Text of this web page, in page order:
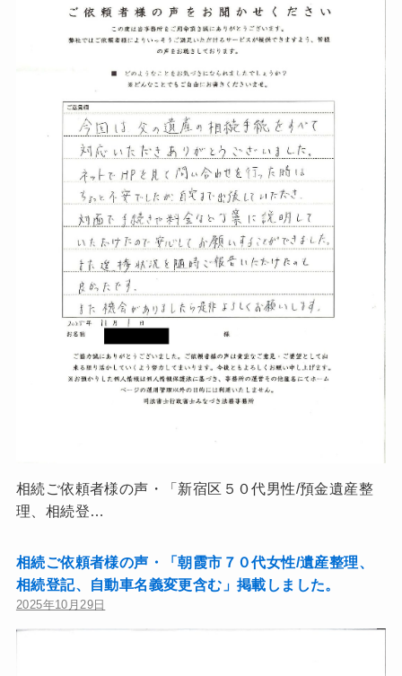
相続ご依頼者様の声・「新宿区５０代男性/預金遺産整
理、相続登…
相続ご依頼者様の声・「朝霞市７０代女性/遺産整理、
相続登記、自動車名義変更含む」掲載しました。
2025年10月29日